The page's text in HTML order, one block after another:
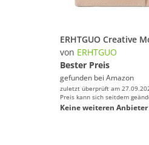
von ERHTGUO
Bester Preis
gefunden bei Amazon
zuletzt überprüft am
Preis kann sich seitdem
Keine weiteren Anbieter